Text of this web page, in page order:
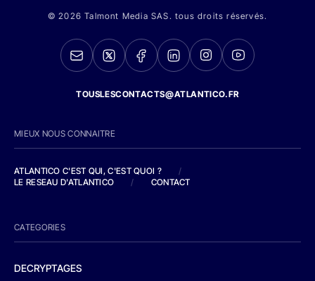
© 2026 Talmont Media SAS. tous droits réservés.
TOUSLESCONTACTS@ATLANTICO.FR
MIEUX NOUS CONNAITRE
ATLANTICO C'EST QUI, C'EST QUOI ?
/
LE RESEAU D'ATLANTICO
/ CONTACT
CATEGORIES
DECRYPTAGES